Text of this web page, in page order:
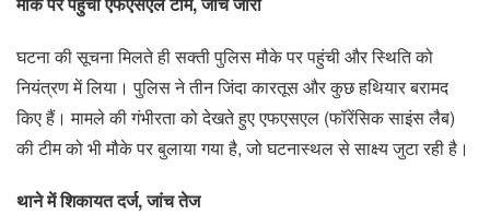
घटना की सूचना मिलते ही सक्ती पुलिस मौके पर पहुंची और स्थिति को
नियंत्रण में लिया। पुलिस ने तीन जिंदा कारतूस और कुछ हथियार बरामद
किए हैं। मामले की गंभीरता को देखते हुए एफएसएल (फॉरेंसिक साइंस लैब)
की टीम को भी मौके पर बुलाया गया है, जो घटनास्थल से साक्ष्य जुटा रही है।
थाने में शिकायत दर्ज, जांच तेज